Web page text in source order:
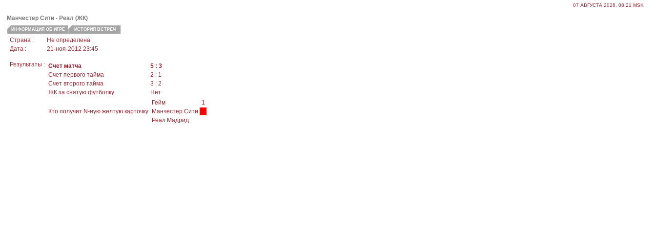
07 АВГУСТА 2026, 08:21 MSK
Манчестер Сити - Реал (ЖК)
ИНФОРМАЦИЯ ОБ ИГРЕ ИСТОРИЯ ВСТРЕЧ
Страна :
Не определена
Дата :
21-ноя-2012 23:45
Результаты : Счет матча
5 : 3
Счет первого тайма
2 : 1
Счет второго тайма
3 : 2
ЖК за снятую футболку
Нет
Кто получит N-ную желтую карточку
Гейм
1
Манчестер Сити
Реал Мадрид